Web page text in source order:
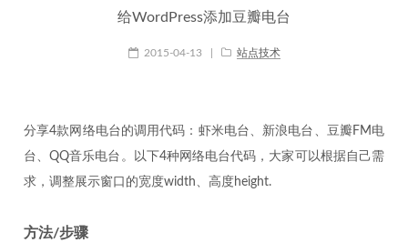
给WordPress添加豆瓣电台
2015-04-13 站点技术
分享4款网络电台的调用代码：虾米电台、新浪电台、豆瓣FM电
台、QQ音乐电台。以下4种网络电台代码，大家可以根据自己需
求，调整展示窗口的宽度width、高度height.
方法/步骤